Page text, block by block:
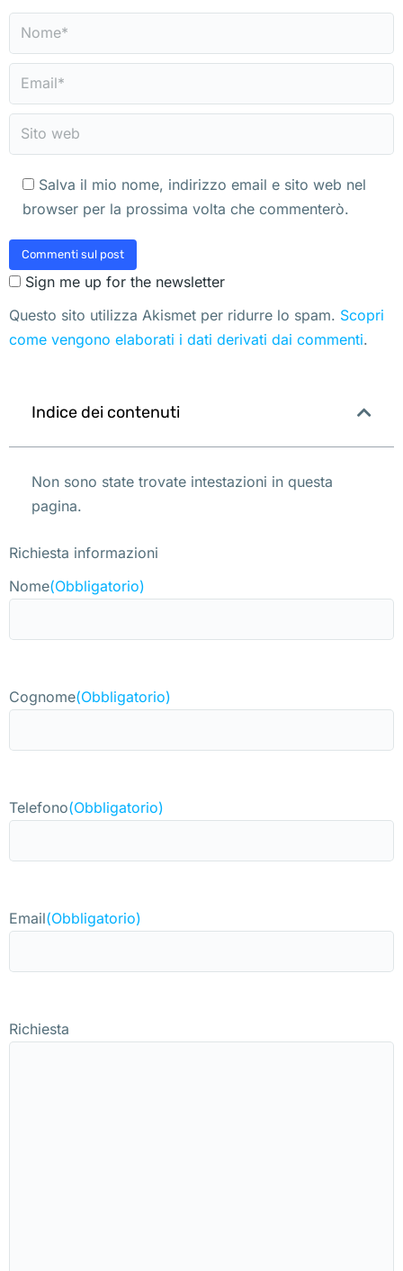
Nome *
Email *
Sito web
Salva il mio nome, indirizzo email e sito web nel
browser per la prossima volta che commenterò.
Commenti sul post
Sign me up for the newsletter
Questo sito utilizza Akismet per ridurre lo spam. Scopri
come vengono elaborati i dati derivati dai commenti.
Indice dei contenuti
Non sono state trovate intestazioni in questa
pagina.
Richiesta informazioni
Nome(Obbligatorio)
Cognome(Obbligatorio)
Telefono(Obbligatorio)
Email(Obbligatorio)
Richiesta